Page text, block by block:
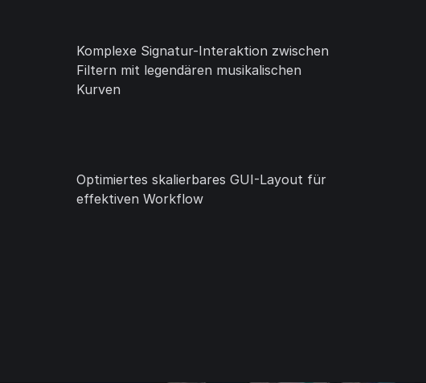
Komplexe Signatur-Interaktion zwischen
Filtern mit legendären musikalischen
Kurven
Optimiertes skalierbares GUI-Layout für
effektiven Workflow